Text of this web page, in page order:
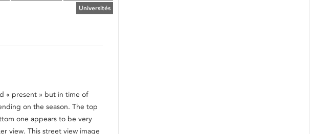
Universités
« present » but in time of
on the season. The top
one appears to be very
view. This street view image